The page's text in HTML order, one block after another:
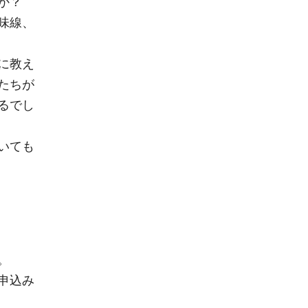
、
教え
ちが
でし
ても
込み